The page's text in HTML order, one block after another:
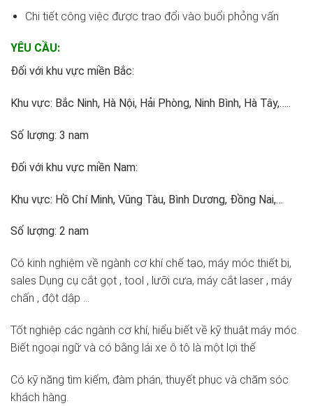
Chi tiết công việc được trao đổi vào buổi phỏng vấn
YÊU CẦU:
Đối với khu vực miền Bắc:
Khu vực: Bắc Ninh, Hà Nội, Hải Phòng, Ninh Bình, Hà Tây,…..
Số lượng: 3 nam
Đối với khu vực miền Nam:
Khu vực: Hồ Chí Minh, Vũng Tàu, Bình Dương, Đồng Nai,…
Số lượng: 2 nam
Có kinh nghiệm về ngành cơ khí chế tạo, máy móc thiết bị,
sales Dụng cụ cắt gọt , tool , lưỡi cưa, máy cắt laser , máy
chấn , đột dập …
Tốt nghiệp các ngành cơ khí, hiểu biết về kỹ thuật máy móc.
Biết ngoại ngữ và có bằng lái xe ô tô là một lợi thế
Có kỹ năng tìm kiếm, đàm phán, thuyết phục và chăm sóc
khách hàng.